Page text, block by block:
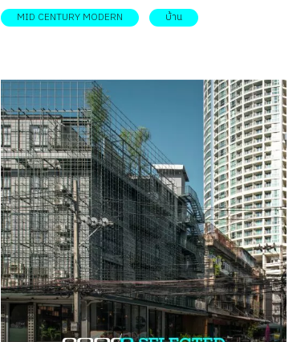
แสงแดด และกรองฝุ่นจากถนนด้านหน้าอาคาร โดย
ต้อนรับแขก ให้เป็นผนังที่ใช้งานเปิดเพื่อรวมพื้นที่
ห้องเป็นห้องขนาดใหญ่ได้เมื่อไม่ได้ใช้งาน […]
เซนจูรี่โมเดิร์น สไตล์ที่ได้รับอิทธิพลจากความ
ออกแบบภายใน รับหน้าที่โดย Otello Studio ที่มาช่วย
เนรมิตห้องหน้าตามาตรฐานขนาดพื้นที่ใช้สอย 68
ตารางเมตร ให้กลายเป็นพื้นที่ใช้ชีวิตที่มีฟังก์ชันตอบ
โจทย์และถูกใจผู้อยู่อาศัย ภายใต้แรงบันดาลใจจาก
สไตล์ มิดเซนจูรี่โมเดิร์น (Mid-Century Modern)
หลอมรวมชุดสีพิเศษอย่างสีเขียวไข่กา สีน้ำเงินแกม
เขียว และสีเหลืองมัสตาร์ด เข้ากับวัสดุหวาย และไม้ที่
ทั้งคู่ชื่นชอบ ความโมเดิร์นแบบยุค 50’s ที่ได้รับการ
ลดทอนความจัดจ้านลง ช่วยให้อยู่อาศัยได้ง่ายขึ้น
ควบคู่ไปกับการปรับเปลี่ยนฟังก์ชันภายในห้อง ให้
สามารถใช้งานอย่างเกิดประโยชน์สูงสุด กระบวนการ
MID CENTURY MODERN บ้าน